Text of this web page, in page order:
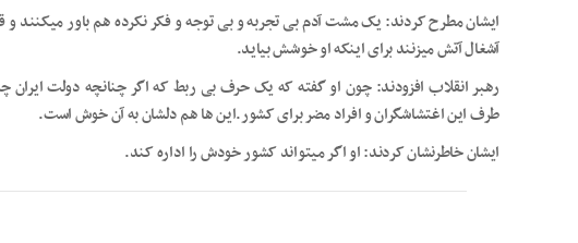
ایشان مطرح کردند: یک مشت آدم بی تجربه و بی توجه و فکر نکرده هم باور میکنند
آشغال آتش میزنند برای اینکه او خوشش بیاید.
رهبر انقلاب افزودند: چون او گفته که یک حرف بی ربط که اگر چنانچه دولت
طرف این اغتشاشگران و افراد مضر برای کشور.این ها هم دلشان به آن خوش است.
ایشان خاطرنشان کردند: او اگر میتواند کشور خودش را اداره کند.